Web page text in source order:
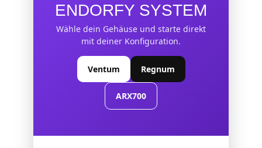
ENDORFY SYSTEM
Wähle dein Gehäuse und starte direkt
mit deiner Konfiguration.
Ventum Regnum
ARX700